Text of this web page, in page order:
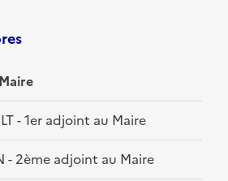
- 1er adjoint au Maire
- 2ème adjoint au Maire